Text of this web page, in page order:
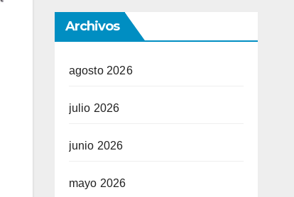
Archivos
agosto 2026
julio 2026
junio 2026
mayo 2026